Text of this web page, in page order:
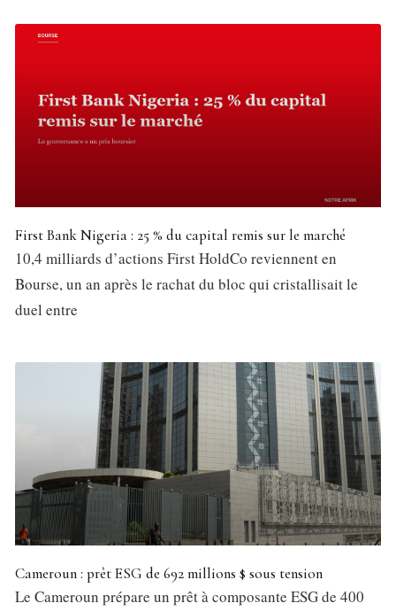
First Bank Nigeria : 25 % du capital remis sur le marché
10,4 milliards d’actions First HoldCo reviennent en
Bourse, un an après le rachat du bloc qui cristallisait le
duel entre
Cameroun : prêt ESG de 692 millions $ sous tension
Le Cameroun prépare un prêt à composante ESG de 400